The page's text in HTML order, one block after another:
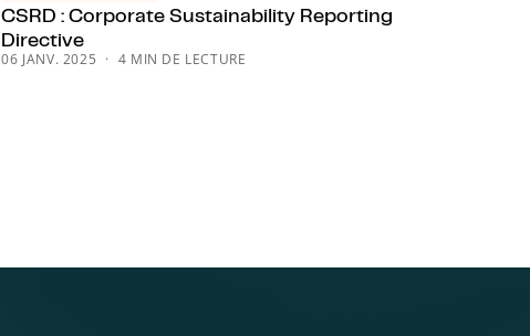
CSRD : Corporate Sustainability Reporting
Directive
06 JANV. 2025 4 MIN DE LECTURE